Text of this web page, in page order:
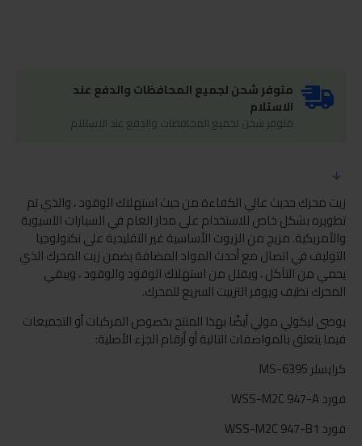
متوفر شحن لجميع المحافظات والدفع عند
الاستلام
متوفر شحن لجميع المحافظات والدفع عند الاستلام
زيت محرك حديث عالي الكفاءة من حيث استهلاك الوقود ، والذي تم
تطويره بشكل خاص للاستخدام على مدار العام في السيارات الآسيوية
والأمريكية. مزيج من الزيوت الأساسية غير التقليدية على تكنولوجيا
التوليف في اتصال مع أحدث المواد المضافة يضمن زيت المحرك الذي
يحمي من التآكل ، ويقلل من استهلاك الوقود والوقود ، ويبقي
المحرك نظيف ويوفر التزييت السريع للمحرك.
يوصى ليكولي مولي أيضًا بهذا المنتج بخصوص المركبات أو التجميعات
فيما يتعلق بالمواصفات التالية أو أرقام الجزء الأصلية:
كرايسلر MS-6395
فورد WSS-M2C 947-A
فورد WSS-M2C 947-B1